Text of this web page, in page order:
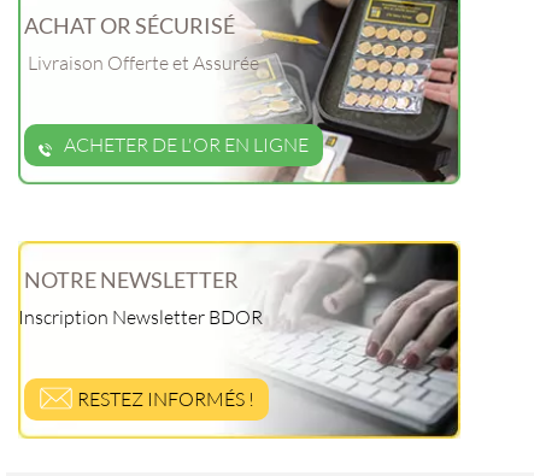
ACHAT OR SÉCURISÉ
Livraison Offerte et Assurée
ACHETER DE L'OR EN LIGNE
NOTRE NEWSLETTER
Inscription Newsletter BDOR
RESTEZ INFORMÉS !